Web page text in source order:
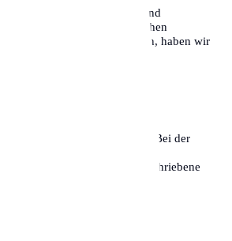
sich befinden, deutsche und
folgen oft ähnlichen
und Frust zu vermeiden, haben wir
für Sie zusammengefasst:
Sie einen gültigen
oder Personalausweis). Bei der
ist zudem die
(in DE) bzw. der unterschriebene
erforderlich.
buchen